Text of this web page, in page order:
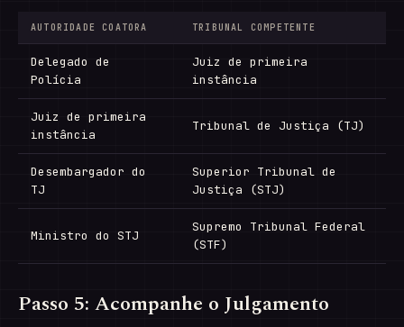
AUTORIDADE COATORA TRIBUNAL COMPETENTE
Delegado de
Polícia
Juiz de primeira
instância
Juiz de primeira
instância
Tribunal de Justiça (TJ)
Desembargador do
TJ
Superior Tribunal de
Justiça (STJ)
Ministro do STJ
Supremo Tribunal Federal
(STF)
Passo 5: Acompanhe o Julgamento